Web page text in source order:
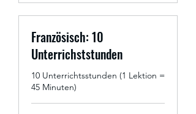
Französisch: 10
Unterrichststunden
10 Unterrichtsstunden (1 Lektion =
45 Minuten)